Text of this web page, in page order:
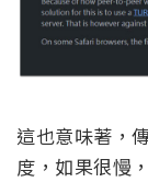
這也意味著，
度，如果很慢